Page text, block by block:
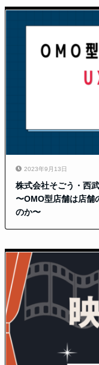
2023年9月13日
株式会社そごう・西
〜OMO型店舗は店舗
のか〜